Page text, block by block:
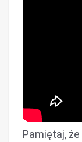
Pamiętaj, że